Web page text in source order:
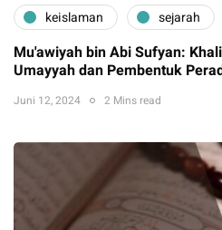
keislaman sejarah
Mu'awiyah bin Abi Sufyan:
Umayyah dan Pembentuk
Juni 12, 2024 2 Mins read